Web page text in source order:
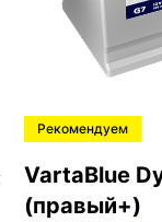
Рекомендуем
VartaBlue
(правый+)